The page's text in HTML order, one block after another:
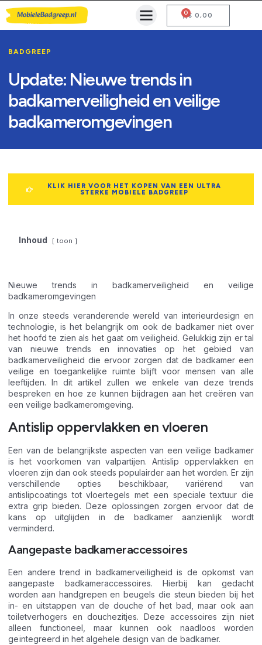
€ 0,00
0
BADGREEP
Update: Nieuwe trends in
badkamerveiligheid en veilige
badkameromgevingen
KLIK HIER VOOR HET KOPEN VAN EEN ULTRA
STERKE MOBIELE BADGREEP
Inhoud toon
Nieuwe trends in badkamerveiligheid en veilige
badkameromgevingen
In onze steeds veranderende wereld van interieurdesign en
technologie, is het belangrijk om ook de badkamer niet over
het hoofd te zien als het gaat om veiligheid. Gelukkig zijn er tal
van nieuwe trends en innovaties op het gebied van
badkamerveiligheid die ervoor zorgen dat de badkamer een
veilige en toegankelijke ruimte blijft voor mensen van alle
leeftijden. In dit artikel zullen we enkele van deze trends
bespreken en hoe ze kunnen bijdragen aan het creëren van
een veilige badkameromgeving.
Antislip oppervlakken en vloeren
Een van de belangrijkste aspecten van een veilige badkamer
is het voorkomen van valpartijen. Antislip oppervlakken en
vloeren zijn dan ook steeds populairder aan het worden. Er zijn
verschillende opties beschikbaar, variërend van
antislipcoatings tot vloertegels met een speciale textuur die
extra grip bieden. Deze oplossingen zorgen ervoor dat de
kans op uitglijden in de badkamer aanzienlijk wordt
verminderd.
Aangepaste badkameraccessoires
Een andere trend in badkamerveiligheid is de opkomst van
aangepaste badkameraccessoires. Hierbij kan gedacht
worden aan handgrepen en beugels die steun bieden bij het
in- en uitstappen van de douche of het bad, maar ook aan
toiletverhogers en douchezitjes. Deze accessoires zijn niet
alleen functioneel, maar kunnen ook naadloos worden
geïntegreerd in het algehele design van de badkamer.